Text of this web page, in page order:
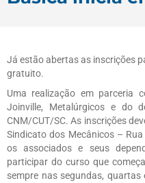
Já estão abertas as inscrições
gratuito.
Uma realização em parceria
Joinville, Metalúrgicos e do
CNM/CUT/SC. As inscrições
Sindicato dos Mecânicos –
os associados e seus
participar do curso que
sempre nas segundas,